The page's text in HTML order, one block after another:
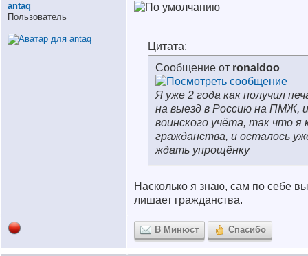
antaq
Пользователь
Цитата:
Сообщение от ronaldoo
Я уже 2 года как получил
на выезд в Россию на ПМЖ,
воинского учёта, так что я
гражданства, и осталось
ждать упрощёнку
Насколько я знаю, сам по себе
лишает гражданства.
В Минюст Спасибо